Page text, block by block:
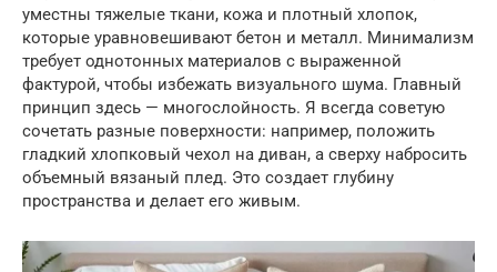
уместны тяжелые ткани, кожа и плотный хлопок,
которые уравновешивают бетон и металл. Минимализм
требует однотонных материалов с выраженной
фактурой, чтобы избежать визуального шума. Главный
принцип здесь — многослойность. Я всегда советую
сочетать разные поверхности: например, положить
гладкий хлопковый чехол на диван, а сверху набросить
объемный вязаный плед. Это создает глубину
пространства и делает его живым.